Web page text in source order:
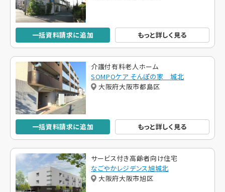
一括資料請求に追加 もっと詳しく見る
介護付有料老人ホーム
SOMPOケア そんぽの家 城北
大阪府大阪市都島区
一括資料請求に追加 もっと詳しく見る
サービス付き高齢者向け住宅
なごやかレジデンス旭城北
大阪府大阪市旭区